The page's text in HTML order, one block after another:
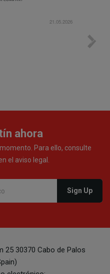
21.05.2026
friendly. Consegna
ahora
Para ello, consulte
el aviso legal.
25 30370 Cabo de Palos